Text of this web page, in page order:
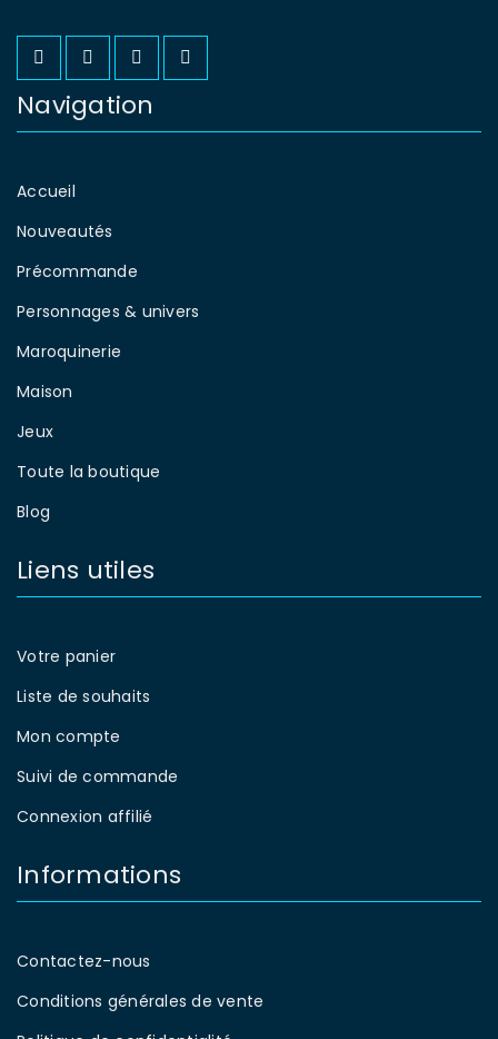
Navigation
Accueil
Nouveautés
Précommande
Personnages & univers
Maroquinerie
Maison
Jeux
Toute la boutique
Blog
Liens utiles
Votre panier
Liste de souhaits
Mon compte
Suivi de commande
Connexion affilié
Informations
Contactez-nous
Conditions générales de vente